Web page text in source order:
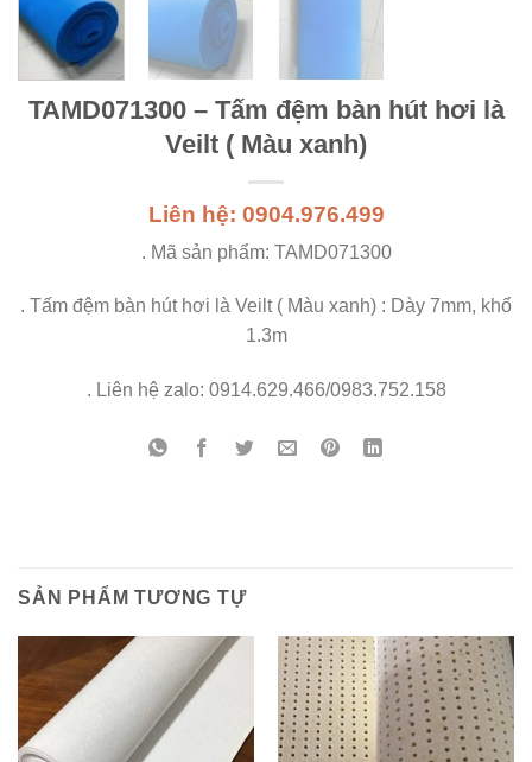
TAMD071300 – Tấm đệm bàn hút hơi là
Veilt ( Màu xanh)
Liên hệ: 0904.976.499
. Mã sản phẩm: TAMD071300
. Tấm đệm bàn hút hơi là Veilt ( Màu xanh) : Dày 7mm, khổ
1.3m
. Liên hệ zalo: 0914.629.466/0983.752.158
SẢN PHẨM TƯƠNG TỰ